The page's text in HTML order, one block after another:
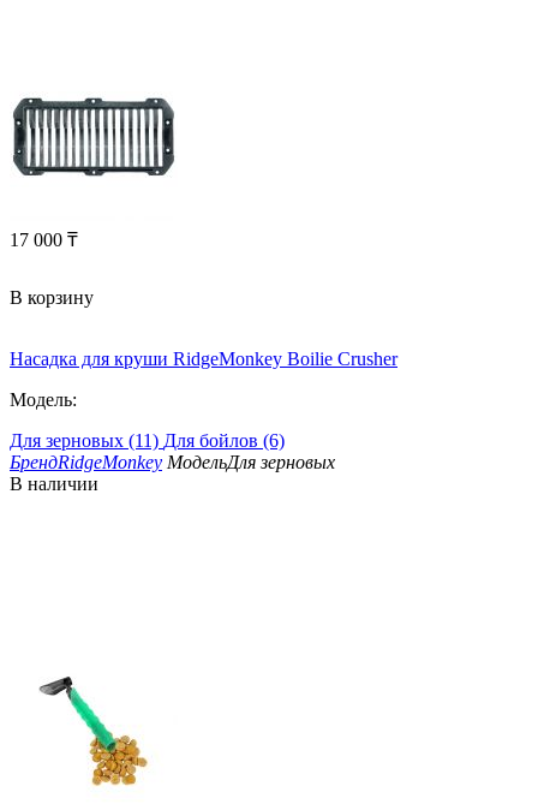
17 000 ₸
В корзину
Насадка для круши RidgeMonkey Boilie Crusher
Модель:
Для зерновых (11) Для бойлов (6)
БрендRidgeMonkey МодельДля зерновых
В наличии